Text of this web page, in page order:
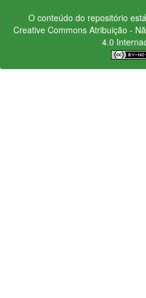
O conteúdo do repositório
Creative CommonsAtribuição -
4.0